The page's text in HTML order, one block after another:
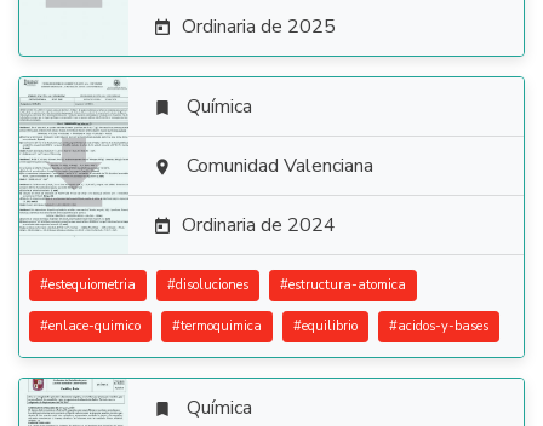
 Ordinaria de 2025

 Química
 Comunidad Valenciana
 Ordinaria de 2024
#estequiometria #disoluciones #estructura-atomica
#enlace-quimico #termoquimica #equilibrio #acidos-y-bases
 Química